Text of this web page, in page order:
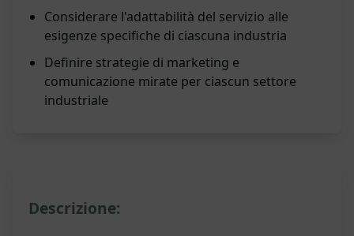
Considerare l'adattabilità del servizio alle
esigenze specifiche di ciascuna industria
Definire strategie di marketing e
comunicazione mirate per ciascun settore
industriale
Descrizione: